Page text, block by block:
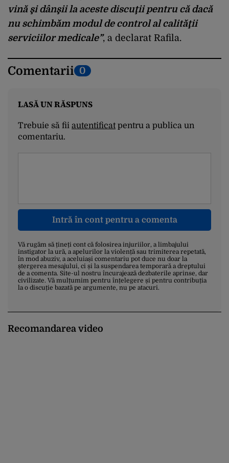
vină şi dânşii la aceste discuţii pentru că dacă
nu schimbăm modul de control al calităţii
serviciilor medicale”, a declarat Rafila.
Comentarii 0
LASĂ UN RĂSPUNS
Trebuie să fii autentificatpentru a publica un
comentariu.
Intră în cont pentru a comenta
Vă rugăm să țineți cont că folosirea injuriilor, a limbajului
instigator la ură, a apelurilor la violență sau trimiterea repetată,
în mod abuziv, a aceluiași comentariu pot duce nu doar la
ștergerea mesajului, ci și la suspendarea temporară a dreptului
de a comenta. Site-ul nostru încurajează dezbaterile aprinse, dar
civilizate. Vă mulțumim pentru înțelegere și pentru contribuția
la o discuție bazată pe argumente, nu pe atacuri.
Recomandarea video